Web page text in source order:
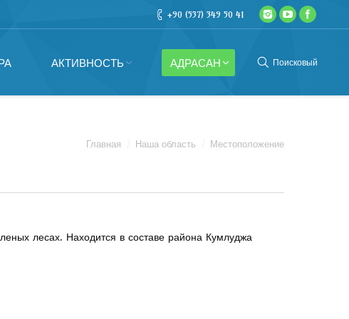
+90 (537) 349 50 41
АКТИВНОСТЬ АДРАСАН Поисковый
Главная Наша область Местоположение
лесах. Находится в составе района Кумлуджа